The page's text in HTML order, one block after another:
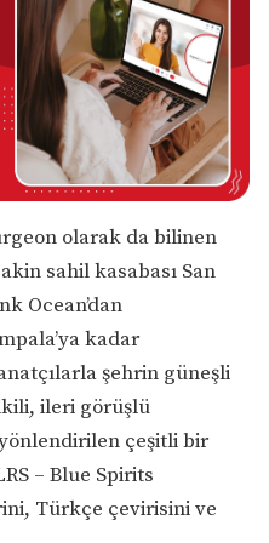
olarak da bilinen
sahil kasabası San
Ocean’dan
kadar
şehrin güneşli
ileri görüşlü
çeşitli bir
– Blue Spirits
Türkçe çevirisini ve